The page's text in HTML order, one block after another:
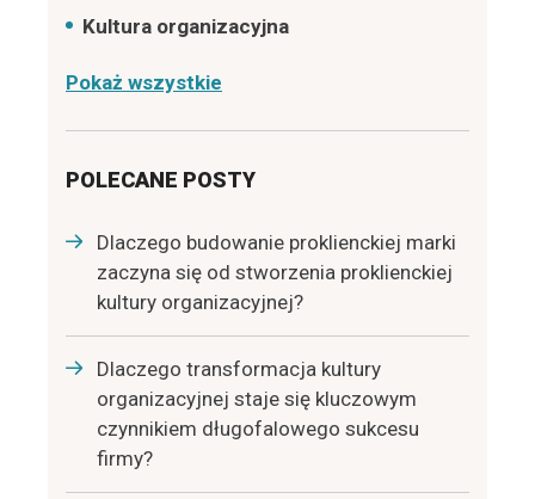
Kultura organizacyjna
Pokaż wszystkie
POLECANE POSTY
Dlaczego budowanie proklienckiej marki
zaczyna się od stworzenia proklienckiej
kultury organizacyjnej?
Dlaczego transformacja kultury
organizacyjnej staje się kluczowym
czynnikiem długofalowego sukcesu
firmy?